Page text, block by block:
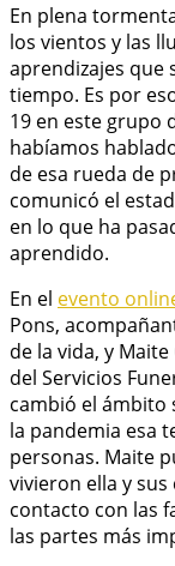
En plena
los vientos y las
aprendizajes que
tiempo. Es por
19 en este grupo
habíamos
de esa rueda de
comunicó el
en lo que ha
aprendido.
En el evento
Pons,
de la vida, y
del Servicios
cambió el ámbito
la pandemia esa
personas. Maite
vivieron ella y sus
contacto con las
las partes más